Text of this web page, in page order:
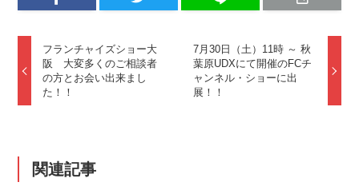
フランチャイズショー大
阪 大変多くのご相談者
の方とお会い出来まし
た！！
7月30日（土）11時 ～ 秋
葉原UDXにて開催のFCチ
ャンネル・ショーに出
展！！
関連記事